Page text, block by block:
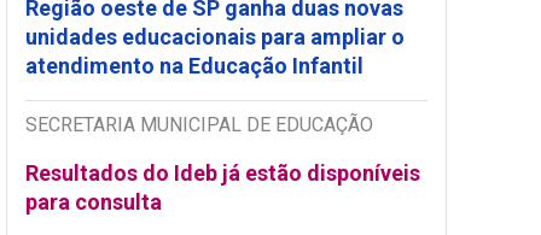
Região oeste de SP ganha duas novas
unidades educacionais para ampliar o
atendimento na Educação Infantil
SECRETARIA MUNICIPAL DE EDUCAÇÃO
Resultados do Ideb já estão disponíveis
para consulta